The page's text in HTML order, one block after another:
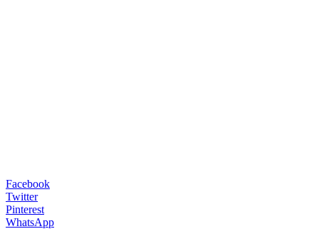
Facebook
Twitter
Pinterest
WhatsApp